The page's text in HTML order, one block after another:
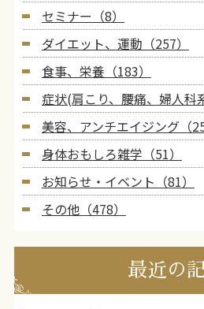
セミナー（8）
ダイエット、運動（257）
食事、栄養（183）
症状(肩こり、腰痛、婦人科
美容、アンチエイジング（
身体おもしろ雑学（51）
お知らせ・イベント（81）
その他（478）
最近の